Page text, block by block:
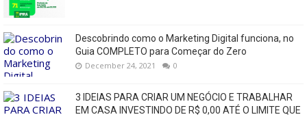
Descobrindo como o Marketing Digital funciona, no
Guia COMPLETO para Começar do Zero
December 24, 2021 0
3 IDEIAS PARA CRIAR UM NEGÓCIO E TRABALHAR
EM CASA INVESTINDO DE R$ 0,00 ATÉ O LIMITE QUE